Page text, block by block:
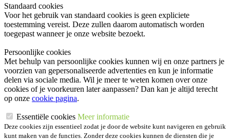
Standaard cookies
Voor het gebruik van standaard cookies is geen expliciete
toestemming vereist. Deze zullen daarom automatisch worden
toegepast wanneer je onze website bezoekt.
Persoonlijke cookies
Met behulp van persoonlijke cookies kunnen wij en onze partners je
voorzien van gepersonaliseerde advertenties en kun je informatie
delen via sociale media. Wil je meer te weten komen over onze
cookies of je voorkeuren later aanpassen? Dan kan je altijd terecht
op onze cookie pagina.
Essentiële cookies Meer informatie
Deze cookies zijn essentieel zodat je door de website kunt navigeren en gebruik
kunt maken van de functies. Zonder deze cookies kunnen de diensten die je